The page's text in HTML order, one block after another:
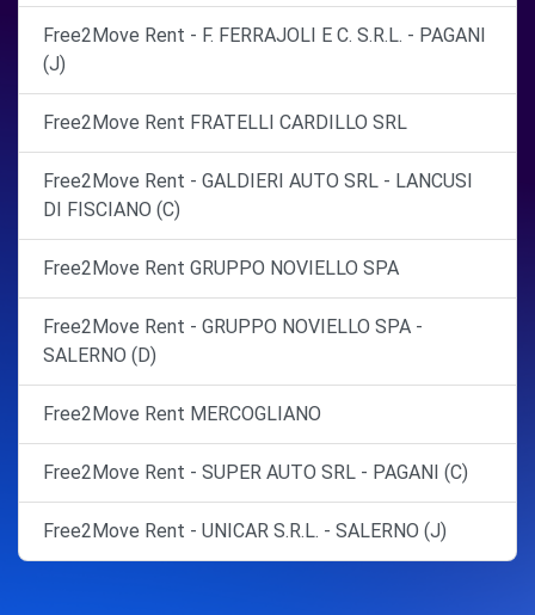
Free2Move Rent - F. FERRAJOLI E C. S.R.L. - PAGANI
(J)
Free2Move Rent FRATELLI CARDILLO SRL
Free2Move Rent - GALDIERI AUTO SRL - LANCUSI
DI FISCIANO (C)
Free2Move Rent GRUPPO NOVIELLO SPA
Free2Move Rent - GRUPPO NOVIELLO SPA -
SALERNO (D)
Free2Move Rent MERCOGLIANO
Free2Move Rent - SUPER AUTO SRL - PAGANI (C)
Free2Move Rent - UNICAR S.R.L. - SALERNO (J)